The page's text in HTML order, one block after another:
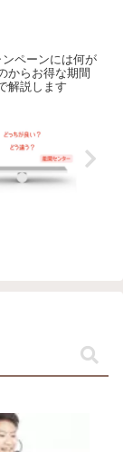
ペーンには何が
からお得な期間
解説します